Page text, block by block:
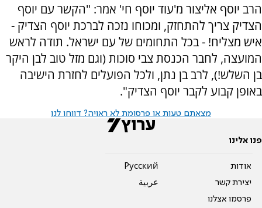
הרב יוסף אליצור מ'עוד יוסף חי' אמר: "הקשר עם יוסף
הצדיק צריך להתחזק, ומכוחו נזכה לברכת יוסף הצדיק -
איש מצליח! - בכל התחומים של עם ישראל. תודה לראש
המועצה, לחבר הכנסת צבי סוכות (וגם מזל טוב לבן היקר
בן השלש!), לרב בן נתן, ולכל הפועלים לחזרת הישיבה
באופן קבוע לקבר יוסף הצדיק".
מצאתם טעות או פרסומת לא ראויה? דווחו לנו
פנו אלינו
אודות
יצירת קשר
פרסמו אצלנו
Pусский
عربية